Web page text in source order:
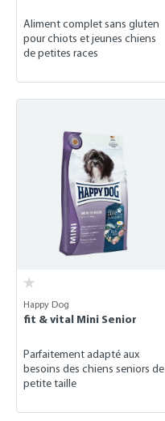
Aliment complet sans gluten
pour chiots et jeunes chiens
de petites races
Happy Dog
fit & vital Mini Senior
Parfaitement adapté aux
besoins des chiens seniors de
petite taille